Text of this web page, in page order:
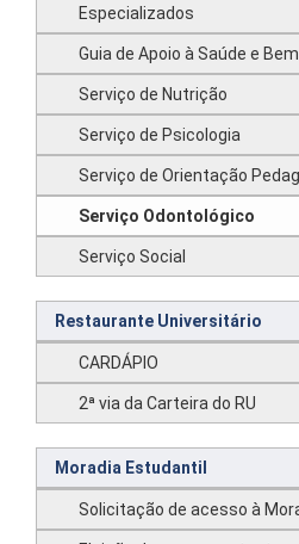
Especializados
Guia de Apoio à Saúde e
Serviço de Nutrição
Serviço de Psicologia
Serviço de Orientação
Serviço Odontológico
Serviço Social
Restaurante Universitário
CARDÁPIO
2ª via da Carteira do RU
Moradia Estudantil
Solicitação de acesso à